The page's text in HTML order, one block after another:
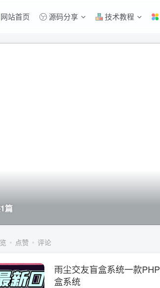
网站首页 源码分享 技术教程
篇
点赞 评论
雨尘交友盲盒系统一款
盒系统